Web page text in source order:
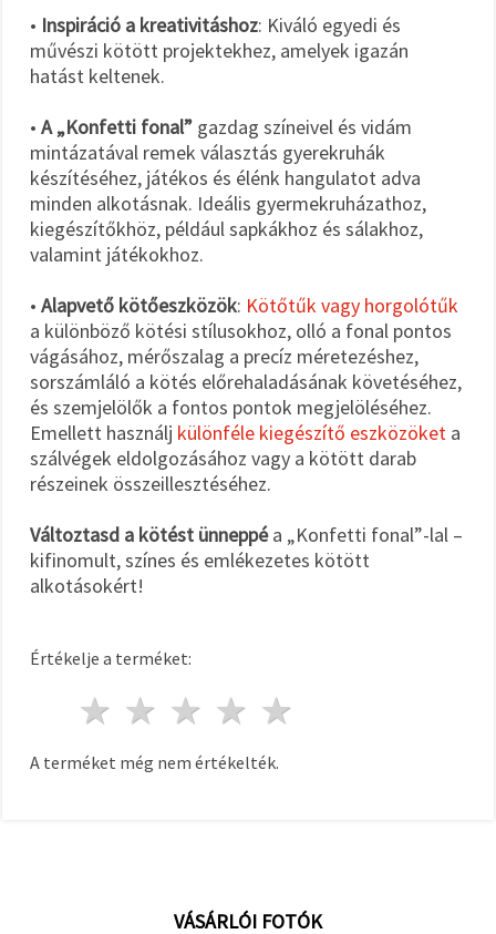
• Inspiráció a kreativitáshoz: Kiváló egyedi és
művészi kötött projektekhez, amelyek igazán
hatást keltenek.
• A „Konfetti fonal” gazdag színeivel és vidám
mintázatával remek választás gyerekruhák
készítéséhez, játékos és élénk hangulatot adva
minden alkotásnak. Ideális gyermekruházathoz,
kiegészítőkhöz, például sapkákhoz és sálakhoz,
valamint játékokhoz.
• Alapvető kötőeszközök: Kötőtűk vagy horgolótűk
a különböző kötési stílusokhoz, olló a fonal pontos
vágásához, mérőszalag a precíz méretezéshez,
sorszámláló a kötés előrehaladásának követéséhez,
és szemjelölők a fontos pontok megjelöléséhez.
Emellett használj különféle kiegészítő eszközöket a
szálvégek eldolgozásához vagy a kötött darab
részeinek összeillesztéséhez.
Változtasd a kötést ünneppéa „Konfetti fonal”-lal –
kifinomult, színes és emlékezetes kötött
alkotásokért!
Értékelje a terméket:
4 csillagok
3 csillagok
2 csillagok
1 csillag
A terméket még nem értékelték.
VÁSÁRLÓI FOTÓK